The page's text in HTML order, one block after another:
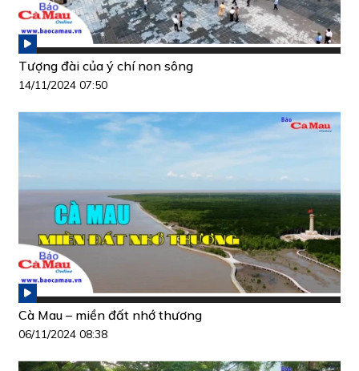
Tượng đài của ý chí non sông
14/11/2024 07:50
Cà Mau – miền đất nhớ thương
06/11/2024 08:38